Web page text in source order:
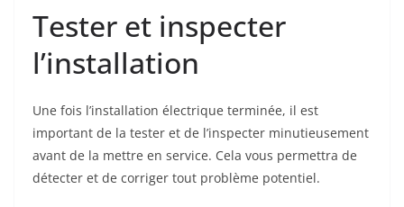
Tester et inspecter
l’installation
Une fois l’installation électrique terminée, il est
important de la tester et de l’inspecter minutieusement
avant de la mettre en service. Cela vous permettra de
détecter et de corriger tout problème potentiel.